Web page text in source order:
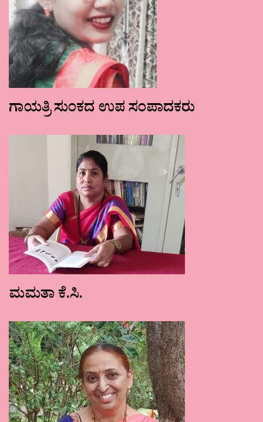
ಗಾಯತ್ರಿ ಸುಂಕದ ಉಪ ಸಂಪಾದಕರು
ಮಮತಾ ಕೆ.ಸಿ.